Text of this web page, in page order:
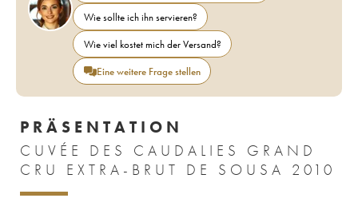
Wie sollte ich ihn servieren?
Wie viel kostet mich der Versand?
Eine weitere Frage stellen
PRÄSENTATION
CUVÉE DES CAUDALIES GRAND
CRU EXTRA-BRUT DE SOUSA 2010